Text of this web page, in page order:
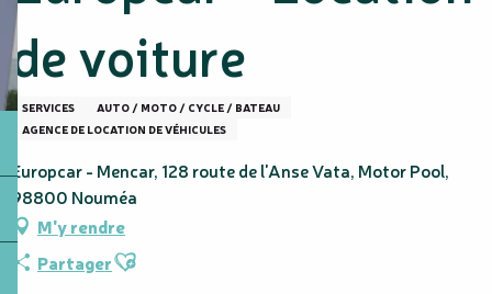
de voiture
SERVICES
AUTO / MOTO / CYCLE / BATEAU
AGENCE DE LOCATION DE VÉHICULES
Europcar - Mencar, 128 route de l'Anse Vata, Motor Pool,
98800 Nouméa
M'y rendre
PartagerAjouter aux favoris